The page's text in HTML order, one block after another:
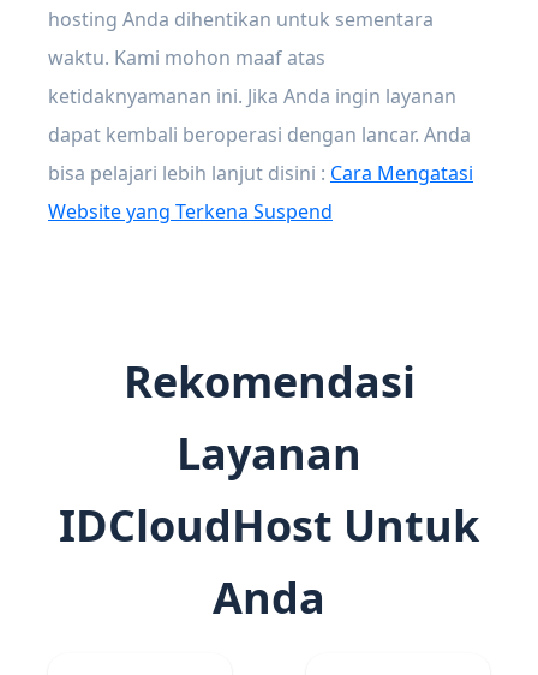
hosting Anda dihentikan untuk sementara
waktu. Kami mohon maaf atas
ketidaknyamanan ini. Jika Anda ingin layanan
dapat kembali beroperasi dengan lancar. Anda
bisa pelajari lebih lanjut disini : Cara Mengatasi
Website yang Terkena Suspend
Rekomendasi
Layanan
IDCloudHost Untuk
Anda